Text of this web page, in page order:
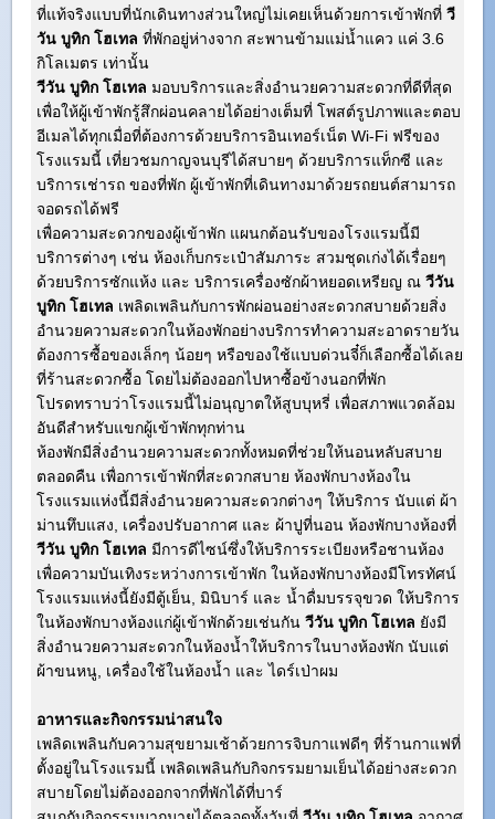
ที่แท้จริงแบบที่นักเดินทางส่วนใหญ่ไม่เคยเห็นด้วยการเข้าพักที่วี
วัน บูทิก โฮเทล ที่พักอยู่ห่างจาก สะพานข้ามแม่น้ำแคว แค่ 3.6
กิโลเมตร เท่านั้น
วีวัน บูทิก โฮเทล มอบบริการและสิ่งอำนวยความสะดวกที่ดีที่สุด
เพื่อให้ผู้เข้าพักรู้สึกผ่อนคลายได้อย่างเต็มที่ โพสต์รูปภาพและตอบ
อีเมลได้ทุกเมื่อที่ต้องการด้วยบริการอินเทอร์เน็ต Wi-Fi ฟรีของ
โรงแรมนี้ เที่ยวชมกาญจนบุรีได้สบายๆ ด้วยบริการแท็กซี และ
บริการเช่ารถ ของที่พัก ผู้เข้าพักที่เดินทางมาด้วยรถยนต์สามารถ
จอดรถได้ฟรี
เพื่อความสะดวกของผู้เข้าพัก แผนกต้อนรับของโรงแรมนี้มี
บริการต่างๆ เช่น ห้องเก็บกระเป๋าสัมภาระ สวมชุดเก่งได้เรื่อยๆ
ด้วยบริการซักแห้ง และ บริการเครื่องซักผ้าหยอดเหรียญ ณวีวัน
บูทิก โฮเทล เพลิดเพลินกับการพักผ่อนอย่างสะดวกสบายด้วยสิ่ง
อำนวยความสะดวกในห้องพักอย่างบริการทำความสะอาดรายวัน
ต้องการซื้อของเล็กๆ น้อยๆ หรือของใช้แบบด่วนจี๋ก็เลือกซื้อได้เลย
ที่ร้านสะดวกซื้อ โดยไม่ต้องออกไปหาซื้อข้างนอกที่พัก
โปรดทราบว่าโรงแรมนี้ไม่อนุญาตให้สูบบุหรี่ เพื่อสภาพแวดล้อม
อันดีสำหรับแขกผู้เข้าพักทุกท่าน
ห้องพักมีสิ่งอำนวยความสะดวกทั้งหมดที่ช่วยให้นอนหลับสบาย
ตลอดคืน เพื่อการเข้าพักที่สะดวกสบาย ห้องพักบางห้องใน
โรงแรมแห่งนี้มีสิ่งอำนวยความสะดวกต่างๆ ให้บริการ นับแต่ ผ้า
ม่านทึบแสง, เครื่องปรับอากาศ และ ผ้าปูที่นอน ห้องพักบางห้องที่
วีวัน บูทิก โฮเทล มีการดีไซน์ซึ่งให้บริการระเบียงหรือชานห้อง
เพื่อความบันเทิงระหว่างการเข้าพัก ในห้องพักบางห้องมีโทรทัศน์
โรงแรมแห่งนี้ยังมีตู้เย็น, มินิบาร์ และ น้ำดื่มบรรจุขวด ให้บริการ
ในห้องพักบางห้องแก่ผู้เข้าพักด้วยเช่นกันวีวัน บูทิก โฮเทล ยังมี
สิ่งอำนวยความสะดวกในห้องน้ำให้บริการในบางห้องพัก นับแต่
ผ้าขนหนู, เครื่องใช้ในห้องน้ำ และ ไดร์เป่าผม
อาหารและกิจกรรมน่าสนใจ
เพลิดเพลินกับความสุขยามเช้าด้วยการจิบกาแฟดีๆ ที่ร้านกาแฟที่
ตั้งอยู่ในโรงแรมนี้ เพลิดเพลินกับกิจกรรมยามเย็นได้อย่างสะดวก
สบายโดยไม่ต้องออกจากที่พักได้ที่บาร์